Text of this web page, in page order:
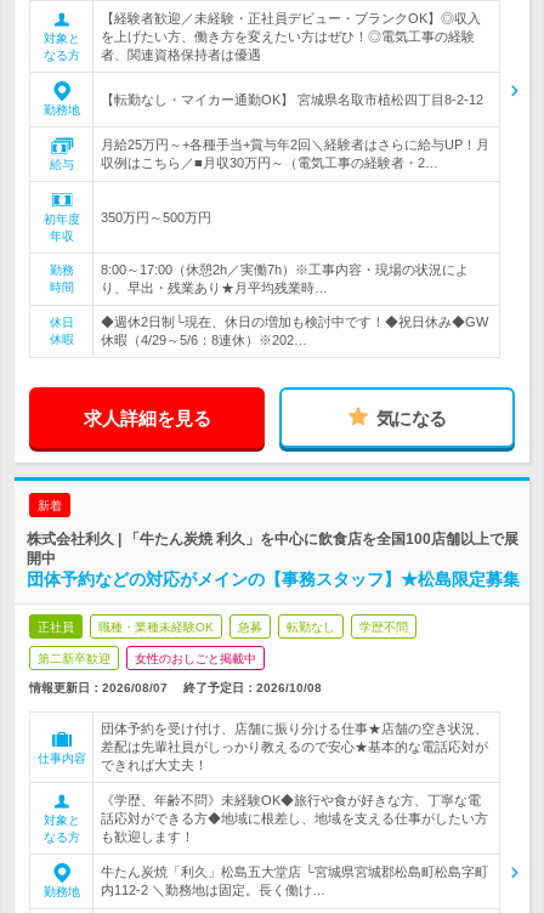
対象と
なる方
【経験者歓迎／未経験・正社員デビュー・ブランクOK】◎収入
を上げたい方、働き方を変えたい方はぜひ！◎電気工事の経験
者、関連資格保持者は優遇
勤務地
【転勤なし・マイカー通勤OK】 宮城県名取市植松四丁目8-2-12
給与
月給25万円～+各種手当+賞与年2回＼経験者はさらに給与UP！月
収例はこちら／■月収30万円～（電気工事の経験者・2…
初年度
年収
350万円～500万円
勤務
時間
8:00～17:00（休憩2h／実働7h）※工事内容・現場の状況によ
り、早出・残業あり★月平均残業時…
休日
休暇
◆週休2日制└現在、休日の増加も検討中です！◆祝日休み◆GW
休暇（4/29～5/6：8連休）※202…
求人詳細を見る 気になる
新着
株式会社利久 | 「牛たん炭焼 利久」を中心に飲食店を全国100店舗以上で展
開中
団体予約などの対応がメインの【事務スタッフ】★松島限定募集
正社員 職種・業種未経験OK 急募 転勤なし 学歴不問
第二新卒歓迎 女性のおしごと掲載中
情報更新日：2026/08/07 終了予定日： 2026/10/08
仕事内容
団体予約を受け付け、店舗に振り分ける仕事★店舗の空き状況、
差配は先輩社員がしっかり教えるので安心★基本的な電話応対が
できれば大丈夫！
対象と
なる方
《学歴、年齢不問》未経験OK◆旅行や食が好きな方、丁寧な電
話応対ができる方◆地域に根差し、地域を支える仕事がしたい方
も歓迎します！
勤務地
牛たん炭焼「利久」松島五大堂店 └宮城県宮城郡松島町松島字町
内112-2 ＼勤務地は固定。長く働け…